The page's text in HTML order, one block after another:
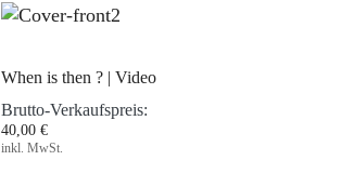
When is then ? | Video
Brutto-Verkaufspreis:
40,00 €
inkl. MwSt.